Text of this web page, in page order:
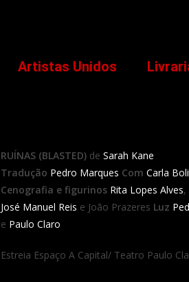
Artistas Unidos
RUÍNAS (BLASTED) de Sarah Kane
Tradução Pedro Marques Com Carla
Cenografia e figurinos Rita Lopes Alves,
José Manuel Reis e João Prazeres Luz
e Paulo Claro
Estreia Espaço A Capital/ Teatro Paulo